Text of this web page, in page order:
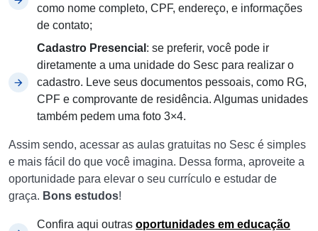
como nome completo, CPF, endereço, e informações
de contato;
Cadastro Presencial : se preferir, você pode ir
diretamente a uma unidade do Sesc para realizar o
cadastro. Leve seus documentos pessoais, como RG,
CPF e comprovante de residência. Algumas unidades
também pedem uma foto 3×4.
Assim sendo, acessar as aulas gratuitas no Sesc é simples
e mais fácil do que você imagina. Dessa forma, aproveite a
oportunidade para elevar o seu currículo e estudar de
graça. Bons estudos!
Confira aqui outras oportunidades em educação